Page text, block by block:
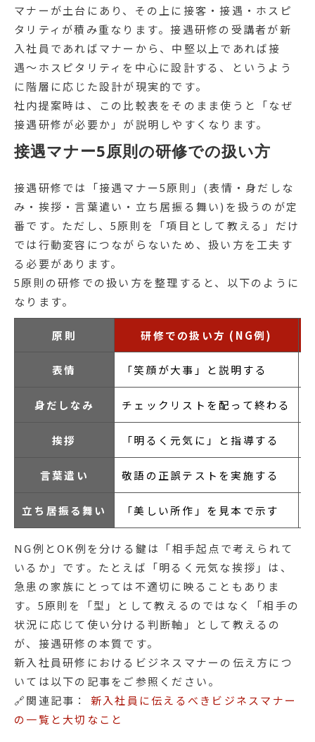
マナーが土台にあり、その上に接客・接遇・ホスピ
タリティが積み重なります。接遇研修の受講者が新
入社員であればマナーから、中堅以上であれば接
遇〜ホスピタリティを中心に設計する、というよう
に階層に応じた設計が現実的です。
社内提案時は、この比較表をそのまま使うと「なぜ
接遇研修が必要か」が説明しやすくなります。
接遇マナー5原則の研修での扱い方
接遇研修では「接遇マナー5原則」(表情・身だしな
み・挨拶・言葉遣い・立ち居振る舞い)を扱うのが定
番です。ただし、5原則を「項目として教える」だけ
では行動変容につながらないため、扱い方を工夫す
る必要があります。
5原則の研修での扱い方を整理すると、以下のように
なります。
原則 研修での扱い方 (NG例)
表情 「笑顔が大事」と説明する
身だしなみ チェックリストを配って終わる
挨拶 「明るく元気に」と指導する
言葉遣い 敬語の正誤テストを実施する
立ち居振る舞い 「美しい所作」を見本で示す
NG例とOK例を分ける鍵は「相手起点で考えられて
いるか」です。たとえば「明るく元気な挨拶」は、
急患の家族にとっては不適切に映ることもありま
す。5原則を「型」として教えるのではなく「相手の
状況に応じて使い分ける判断軸」として教えるの
が、接遇研修の本質です。
新入社員研修におけるビジネスマナーの伝え方につ
いては以下の記事をご参照ください。
🔗関連記事： 新入社員に伝えるべきビジネスマナー
の一覧と大切なこと